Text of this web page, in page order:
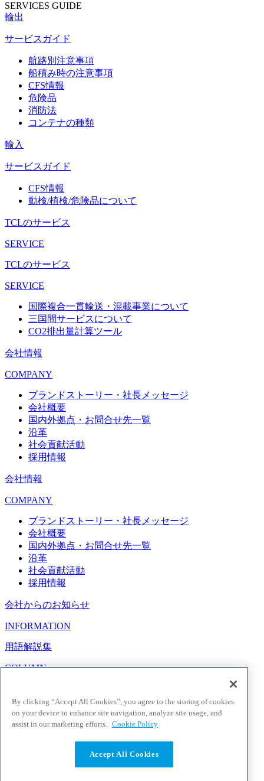
SERVICES GUIDE
輸出
サービスガイド
航路別注意事項
船積み時の注意事項
CFS情報
危険品
消防法
コンテナの種類
輸入
サービスガイド
CFS情報
動検/植検/危険品について
TCLのサービス
SERVICE
TCLのサービス
SERVICE
国際複合一貫輸送・混載事業について
三国間サービスについて
CO2排出量計算ツール
会社情報
COMPANY
ブランドストーリー・社長メッセージ
会社概要
国内外拠点・お問合せ先一覧
沿革
社会貢献活動
採用情報
会社情報
COMPANY
ブランドストーリー・社長メッセージ
会社概要
国内外拠点・お問合せ先一覧
沿革
社会貢献活動
採用情報
会社からのお知らせ
INFORMATION
用語解説集
COLUMN
FAQ
各種お問い合わせ
By clicking “Accept All Cookies”, you agree to the storing of cookies
on your device to enhance site navigation, analyze site usage, and
assist in our marketing efforts.
Cookie Policy
Accept All Cookies